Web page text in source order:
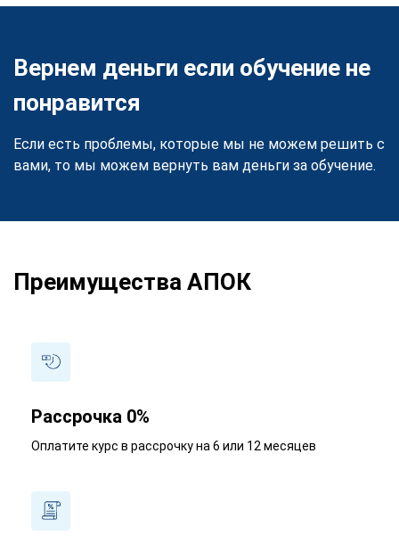
Вернем деньги если обучение не
понравится
Если есть проблемы, которые мы не можем решить с
вами, то мы можем вернуть вам деньги за обучение.
Преимущества АПОК
Рассрочка 0%
Оплатите курс в рассрочку на 6 или 12 месяцев